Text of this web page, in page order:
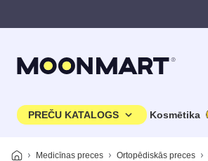
PREČU KATALOGS Kosmētika
Medicīnas preces Ortopēdiskās preces